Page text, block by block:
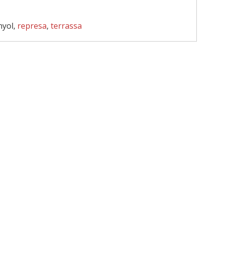
represa, terrassa